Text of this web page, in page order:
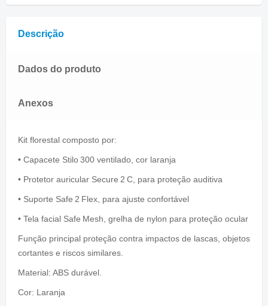
Descrição
Dados do produto
Anexos
Kit florestal composto por:
• Capacete Stilo 300 ventilado, cor laranja
• Protetor auricular Secure 2 C, para proteção auditiva
• Suporte Safe 2 Flex, para ajuste confortável
• Tela facial Safe Mesh, grelha de nylon para proteção ocular
Função principal proteção contra impactos de lascas, objetos
cortantes e riscos similares.
Material: ABS durável.
Cor: Laranja